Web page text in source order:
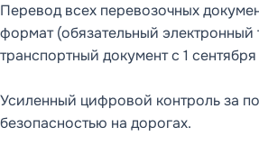
Перевод всех перевозочных
формат (обязательный электронный
транспортный документ с 1
Усиленный цифровой контроль за
безопасностью на дорогах.